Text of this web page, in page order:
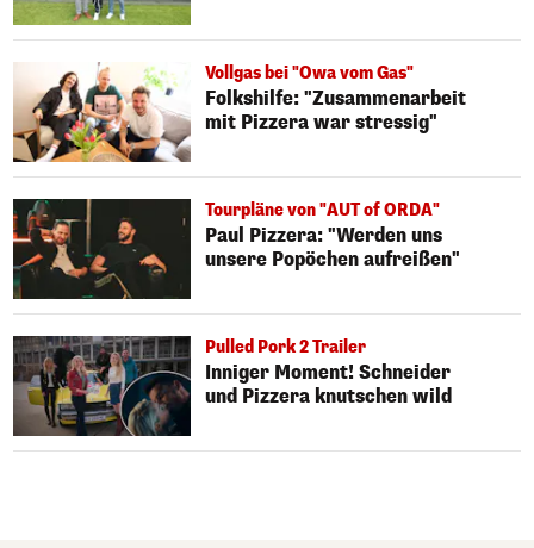
Vollgas bei "Owa vom Gas"
Folkshilfe: "Zusammenarbeit
mit Pizzera war stressig"
Tourpläne von "AUT of ORDA"
Paul Pizzera: "Werden uns
unsere Popöchen aufreißen"
Pulled Pork 2 Trailer
Inniger Moment! Schneider
und Pizzera knutschen wild